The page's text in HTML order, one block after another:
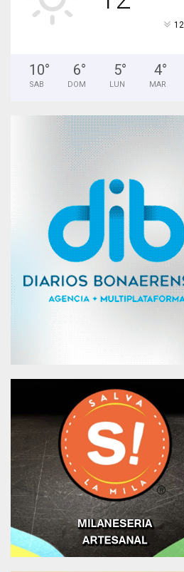
12
10°
SAB
6°
DOM
5°
LUN
4°
MAR